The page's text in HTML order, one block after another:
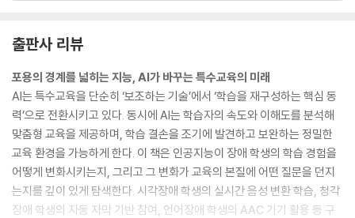
이다. 학생을 기술에 적응시키는 방향이 아니라, AI를 활용한 기술이 학생
의 특성에 적응하도록 설계될 때 가장 큰 교육적 효과를 발휘할 것이다. 이
는 특수교육의 기본 원리인 개별화, 접근성, 참여를 기술적으로 구현하는
방식이라 할 수 있다. 그러나 동시에 AI 기반 보조 공학의 활용은 신중한 접
근을 요구한다. 과도한 자동화는 학습자의 주도성을 약화시킬 수 있으며,
데이터 기반 분석은 윤리적 고려와 교사의 전문적 판단을 전제로 해야 한
다. 따라서 AI는 교사를 대신하는 도구가 아니라, 교사의 교육적 결정을 지
원하는 조력자로 위치 지어져야 한다.
－03_“보조 공학과 AI의 융합” 중에서
출판사 리뷰
포용의 경계를 넓히는 지능, AI가 바꾸는 특수교육의 미래
AI는 특수교육을 단순히 ‘보조하는 기술’에서 ‘학습을 재구성하는 핵심 동
력’으로 전환시키고 있다. 동시에 AI는 학습자의 속도와 이해도를 분석해
맞춤형 교육을 제공하며, 학습 결손을 조기에 발견하고 보완하는 정밀한
교육 환경을 가능하게 한다. 이 책은 인공지능이 장애 학생의 학습 경험을
어떻게 변화시키는지, 그리고 그 변화가 교육의 본질에 어떤 질문을 던지
는지를 깊이 있게 탐색한다. 시각장애 학생의 실시간 음성 변환 학습, 청각
장애 학생의 자동 자막 기반 참여, 언어장애 학생의 AAC 기기 활용 등 구